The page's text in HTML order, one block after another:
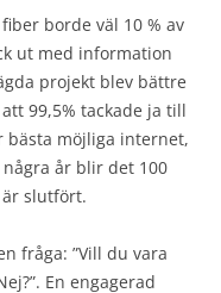
borde väl 10 % av
ut med information
projekt blev bättre
99,5% tackade ja till
bästa möjliga internet,
år blir det 100
slutfört.
fråga: ”Vill du vara
En engagerad